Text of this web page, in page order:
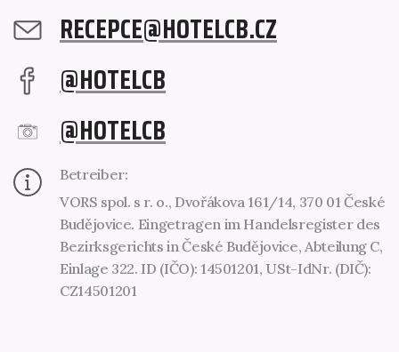
RECEPCE@HOTELCB.CZ
@HOTELCB
@HOTELCB
Betreiber:
VORS spol. s r. o., Dvořákova 161/14, 370 01 České
Budějovice. Eingetragen im Handelsregister des
Bezirksgerichts in České Budějovice, Abteilung C,
Einlage 322. ID (IČO): 14501201, USt-IdNr. (DIČ):
CZ14501201